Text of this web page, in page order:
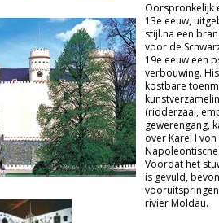
Oorspronkelijk
13e eeuw,
stijl.na een
voor de
19e eeuw een
verbouwing.
kostbare
(ridderzaal,
gewerengang,
over Karel I
Voordat het
is gevuld,
rivier Moldau.